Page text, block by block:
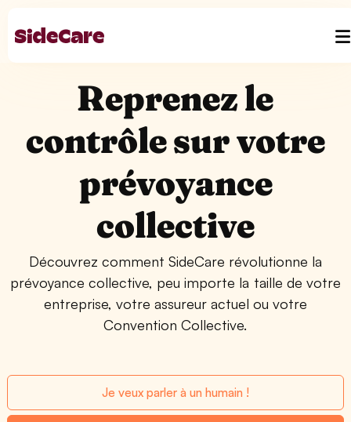
Reprenez le
contrôle sur votre
prévoyance
collective
Découvrez comment SideCare révolutionne la
prévoyance collective, peu importe la taille de votre
entreprise, votre assureur actuel ou votre
Convention Collective.
Je veux parler à un humain !